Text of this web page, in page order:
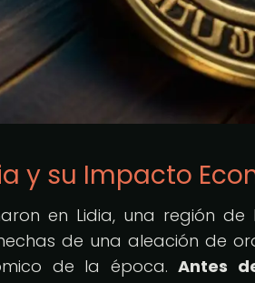
y su Impacto
en Lidia, una región
de una aleación de
de la época.Antes